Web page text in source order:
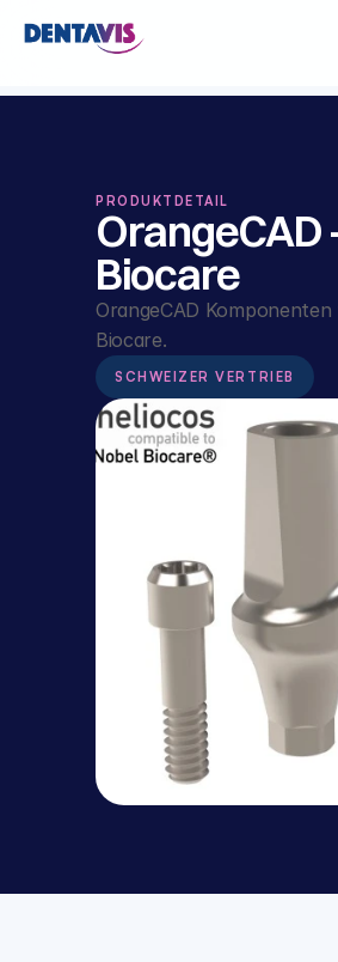
PRODUKTDETAIL
OrangeCAD
Biocare
OrangeCAD
Biocare.
SCHWEIZER VERTRIEB